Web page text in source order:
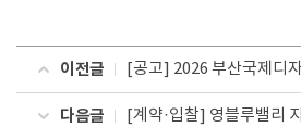
이전글
다음글